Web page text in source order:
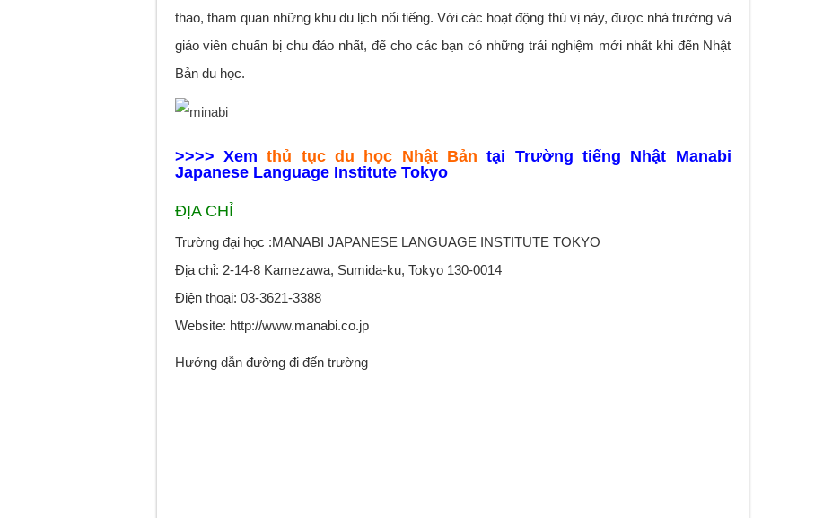
thao, tham quan những khu du lịch nổi tiếng. Với các hoạt động thú vị này, được nhà trường và
giáo viên chuẩn bị chu đáo nhất, để cho các bạn có những trải nghiệm mới nhất khi đến Nhật
Bản du học.
>>>> Xemthủ tục du học Nhật Bản tại Trường tiếng Nhật Manabi
Japanese Language Institute Tokyo
ĐỊA CHỈ
Trường đại học :MANABI JAPANESE LANGUAGE INSTITUTE TOKYO
Địa chỉ: 2-14-8 Kamezawa, Sumida-ku, Tokyo 130-0014
Điện thoại: 03-3621-3388
Website: http://www.manabi.co.jp
Hướng dẫn đường đi đến trường